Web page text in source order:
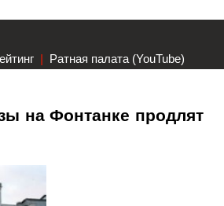
| Ратная палата (YouTube)
на Фонтанке продлят